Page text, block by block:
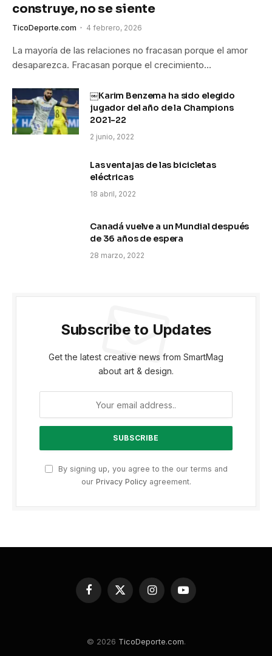
construye, no se siente
TicoDeporte.com 4 febrero, 2026
La mayoría de las relaciones no fracasan porque el amor
desaparezca. Fracasan porque el crecimiento…
￼Karim Benzema ha sido elegido
jugador del año de la Champions
2021-22
2 junio, 2022
Las ventajas de las bicicletas
eléctricas
18 abril, 2022
Canadá vuelve a un Mundial después
de 36 años de espera
28 marzo, 2022
Subscribe to Updates
Get the latest creative news from SmartMag
about art & design.
By signing up, you agree to the our terms and
our Privacy Policyagreement.
Facebook
X
InstagramYouTube
© 2026 TicoDeporte.com.